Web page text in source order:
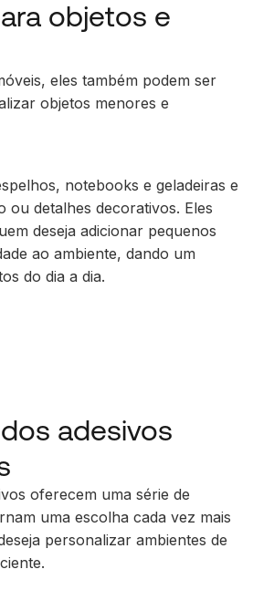
objetos e
eles também podem ser
objetos menores e
notebooks e geladeiras e
ou detalhes decorativos. Eles
deseja adicionar pequenos
ao ambiente, dando um
do dia a dia.
adesivos
oferecem uma série de
uma escolha cada vez mais
personalizar ambientes de